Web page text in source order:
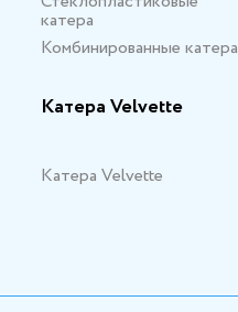
катера
Комбинированные катера
Катера Velvette
Катера Velvette